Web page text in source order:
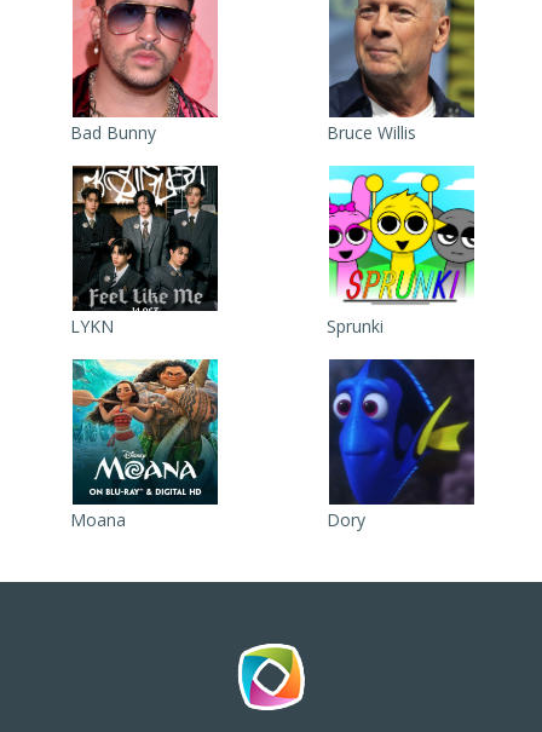
Bad Bunny Bruce Willis
LYKN Sprunki
Moana Dory